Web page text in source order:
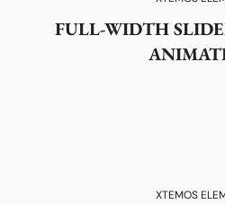
FULL-WIDTH
XTEMOS